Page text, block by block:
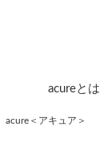
acureとは
acure＜アキュア＞